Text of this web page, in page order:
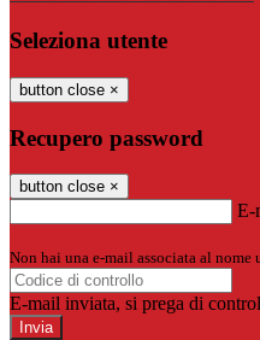
Seleziona utente
button close ×
Recupero password
button close ×
E-
Non hai una e-mail associata al
E-mail inviata, si prega di